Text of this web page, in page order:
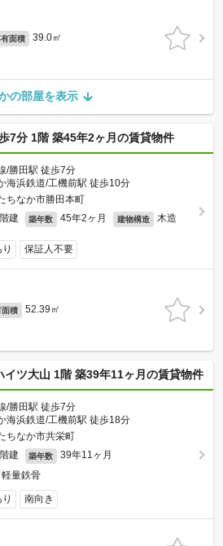
面積 39.0㎡
の部屋を表示
7分 1階 築45年2ヶ月の賃貸物件
/勝田駅 徒歩7分
海浜鉄道/工機前駅 徒歩10分
ちなか市勝田本町
建 築年数 45年2ヶ月 建物構造 木造
保証人不要
面積 52.39㎡
イツ大山 1階 築39年11ヶ月の賃貸物件
/勝田駅 徒歩7分
海浜鉄道/工機前駅 徒歩18分
ちなか市共栄町
建 築年数 39年11ヶ月
軽量鉄骨
南向き